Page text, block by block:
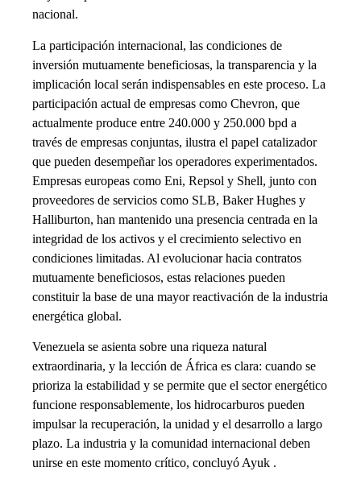
nacional.
La participación internacional, las condiciones de
inversión mutuamente beneficiosas, la transparencia y la
implicación local serán indispensables en este proceso. La
participación actual de empresas como Chevron, que
actualmente produce entre 240.000 y 250.000 bpd a
través de empresas conjuntas, ilustra el papel catalizador
que pueden desempeñar los operadores experimentados.
Empresas europeas como Eni, Repsol y Shell, junto con
proveedores de servicios como SLB, Baker Hughes y
Halliburton, han mantenido una presencia centrada en la
integridad de los activos y el crecimiento selectivo en
condiciones limitadas. Al evolucionar hacia contratos
mutuamente beneficiosos, estas relaciones pueden
constituir la base de una mayor reactivación de la industria
energética global.
Venezuela se asienta sobre una riqueza natural
extraordinaria, y la lección de África es clara: cuando se
prioriza la estabilidad y se permite que el sector energético
funcione responsablemente, los hidrocarburos pueden
impulsar la recuperación, la unidad y el desarrollo a largo
plazo. La industria y la comunidad internacional deben
unirse en este momento crítico, concluyó Ayuk .